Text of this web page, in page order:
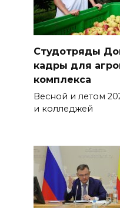
Студотряды
кадры для
комплекса
Весной и летом
и колледжей